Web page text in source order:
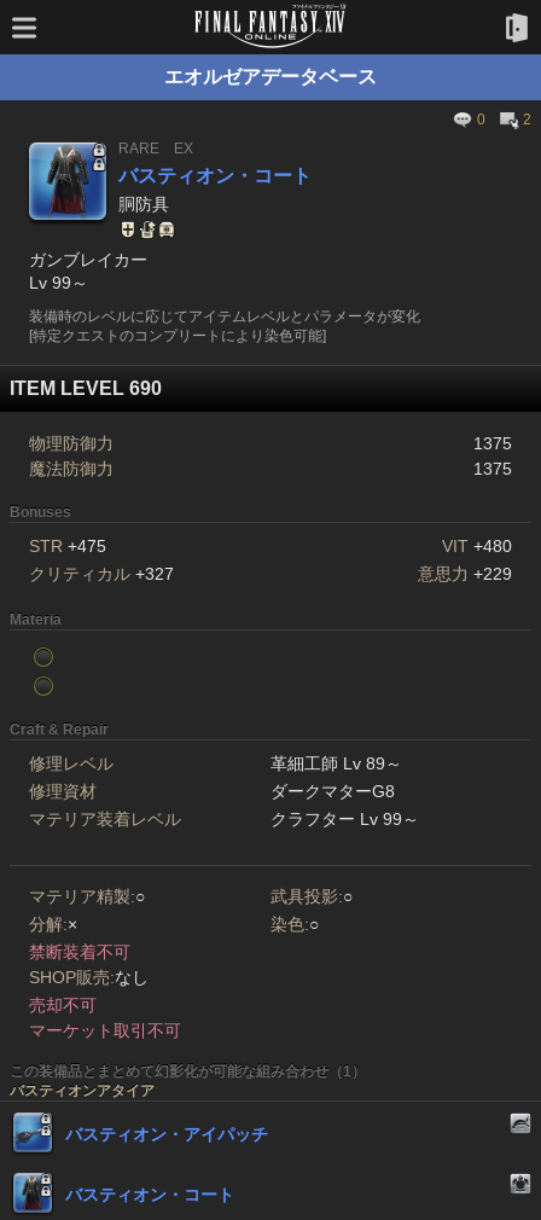
エオルゼアデータベース
0
2
RARE
EX
バスティオン・コート
胴防具
ガンブレイカー
Lv 99～
装備時のレベルに応じてアイテムレベルとパラメータが変化
[特定クエストのコンプリートにより染色可能]
ITEM LEVEL 690
物理防御力
1375
魔法防御力
1375
Bonuses
STR +475 VIT +480
クリティカル +327 意思力 +229
Materia
Craft & Repair
修理レベル
革細工師 Lv 89～
修理資材
ダークマターG8
マテリア装着レベル
クラフター Lv 99～
マテリア精製:○ 武具投影:○
分解:× 染色:○
禁断装着不可
SHOP販売:なし
売却不可
マーケット取引不可
この装備品とまとめて幻影化が可能な組み合わせ（1）
バスティオンアタイア
バスティオン・アイパッチ
バスティオン・コート